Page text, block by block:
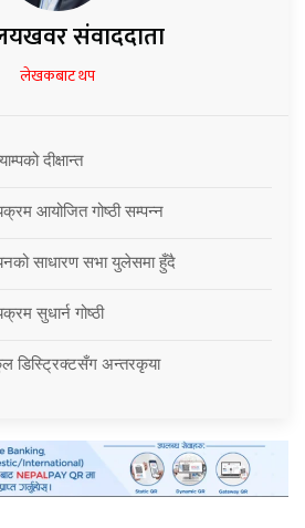
संवाददाता
लेखकबाट थप
दीक्षान्त
आयोजित गोष्ठी सम्पन्न
साधारण सभा युलेसमा हुँदै
सुधार्न गोष्ठी
डिस्ट्रिक्टसँग अन्तरकृया